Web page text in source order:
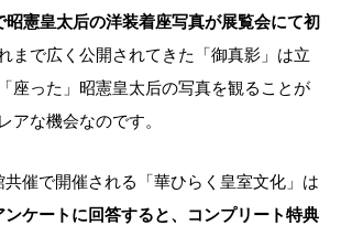
昭憲皇太后の洋装着座写真が展覧会にて初
まで広く公開されてきた「御真影」は立
座った」昭憲皇太后の写真を観ることが
アな機会なのです。
共催で開催される「華ひらく皇室文化」は
ケートに回答すると、コンプリート特典